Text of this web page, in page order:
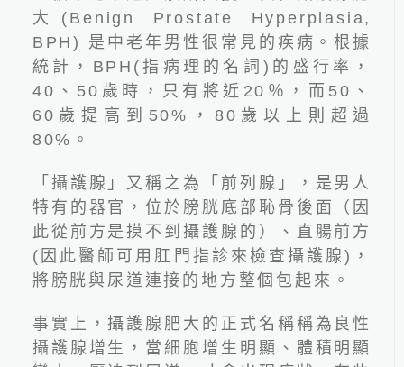
線上預約
2026.06.24
鴻誠院長：看懂健檢盲點
大 (Benign Prostate Hyperplasia,
BPH) 是中老年男性很常見的疾病。根據
統計， BPH( 指病理的名詞 ) 的盛行率，
40 、 50 歲時，只有將近 20 ％，而 50 、
60 歲提高到 50% ， 80 歲以上則超過
80% 。
「攝護腺」又稱之為「前列腺」，是男人
特有的器官，位於膀胱底部恥骨後面（因
此從前方是摸不到攝護腺的 ）、直腸前方
( 因此醫師可用肛門指診來檢查攝護腺) ，
將膀胱與尿道連接的地方整個包起來 。
事實上，攝護腺肥大的正式名稱稱為良性
攝護腺增生，當細胞增生明顯、體積明顯